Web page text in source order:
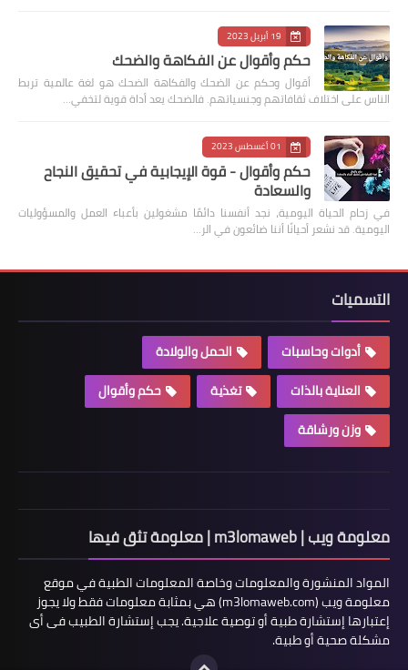
19 أبريل 2023
حكم وأقوال عن الفكاهة والضحك
أقوال وحكم عن الضحك والفكاهة الضحك هو لغة عالمية تربط
الناس على اختلاف ثقافاتهم وجنسياتهم. فالضحك يعد أداة قوية لتخفي…
01 أغسطس 2023
حكم وأقوال - قوة الإيجابية في تحقيق النجاح
والسعادة
في زحام الحياة اليومية، نجد أنفسنا دائمًا مشغولين بأعباء العمل والمسؤوليات
اليومية. قد نشعر أحيانًا أننا ضائعون في الر…
التسميات
أدوات وحاسبات
الحمل والولادة
العناية بالذات
تغذية
حكم وأقوال
وزن ورشاقة
معلومة ويب | m3lomaweb | معلومة تثق فيها
المواد المنشورة والمعلومات وخاصة المعلومات الطبية في موقع
معلومة ويب (m3lomaweb.com) هي بمثابة معلومات فقط ولا يجوز
إعتبارها إستشارة طبية أو توصية علاجية. يجب إستشارة الطبيب فى أى
مشكلة صحية أو طبية.